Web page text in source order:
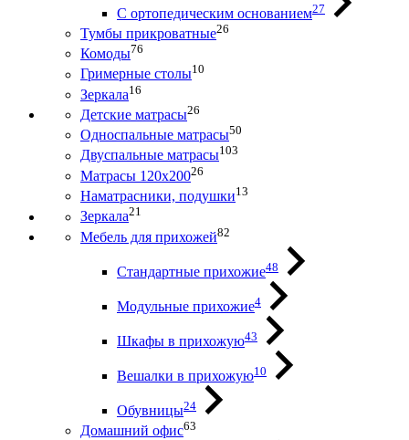
С ортопедическим основанием27
Тумбы прикроватные26
Комоды76
Гримерные столы10
Зеркала16
Детские матрасы26
Односпальные матрасы50
Двуспальные матрасы103
Матрасы 120х20026
Наматрасники, подушки13
Зеркала21
Мебель для прихожей82
Стандартные прихожие48
Модульные прихожие4
Шкафы в прихожую43
Вешалки в прихожую10
Обувницы24
Домашний офис63